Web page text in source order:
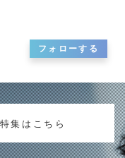
フォローする
集はこちら